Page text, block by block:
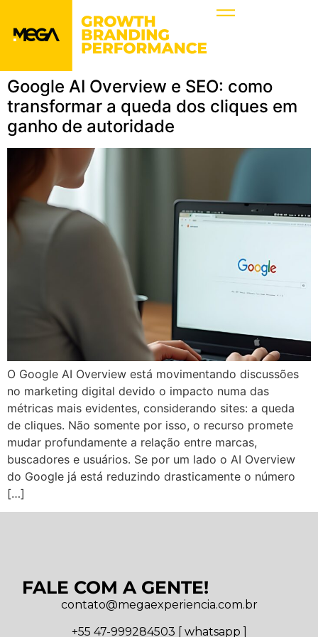
Google AI Overview e SEO: como
transformar a queda dos cliques em
ganho de autoridade
O Google AI Overview está movimentando discussões
no marketing digital devido o impacto numa das
métricas mais evidentes, considerando sites: a queda
de cliques. Não somente por isso, o recurso promete
mudar profundamente a relação entre marcas,
buscadores e usuários. Se por um lado o AI Overview
do Google já está reduzindo drasticamente o número
[…]
FALE COM A GENTE!
contato@megaexperiencia.com.br
+55 47-999284503 [ whatsapp ]